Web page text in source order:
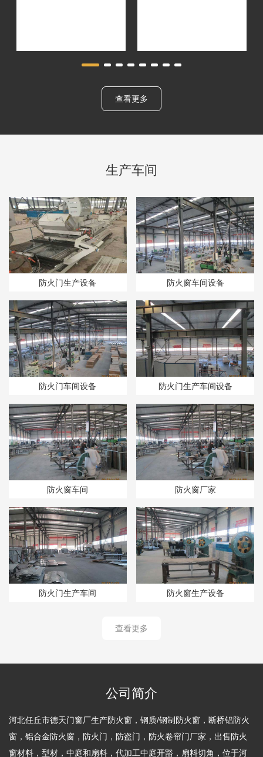
查看更多
生产车间
防火门生产设备​ 防火窗车间设备​
防火门车间设备 防火门生产车间设备
防火窗车间​ 防火窗厂家
防火门生产车间 防火窗生产设备
查看更多
公司简介
河北任丘市德天门窗厂生产防火窗，钢质/钢制防火窗，断桥铝防火
窗，铝合金防火窗，防火门，防盗门，防火卷帘门厂家，出售防火
窗材料，型材，中庭和扇料，代加工中庭开豁，扇料切角，位于河